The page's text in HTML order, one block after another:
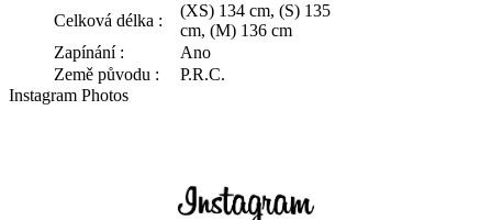
Celková délka :
(XS) 134 cm, (S) 135
cm, (M) 136 cm
Zapínání :
Ano
Země původu :
P.R.C.
Instagram Photos